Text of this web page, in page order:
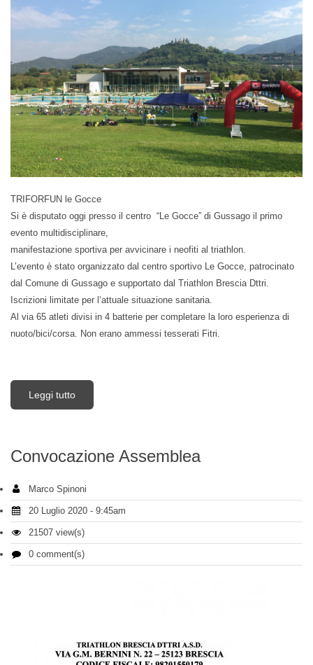
TRIFORFUN le Gocce
Si è disputato oggi presso il centro “Le Gocce” di Gussago il primo
evento multidisciplinare,
manifestazione sportiva per avvicinare i neofiti al triathlon.
L’evento è stato organizzato dal centro sportivo Le Gocce, patrocinato
dal Comune di Gussago e supportato dal Triathlon Brescia Dttri.
Iscrizioni limitate per l’attuale situazione sanitaria.
Al via 65 atleti divisi in 4 batterie per completare la loro esperienza di
nuoto/bici/corsa. Non erano ammessi tesserati Fitri.
Leggi tutto
Convocazione Assemblea
Marco Spinoni
20 Luglio 2020 - 9:45am
21507 view(s)
0 comment(s)